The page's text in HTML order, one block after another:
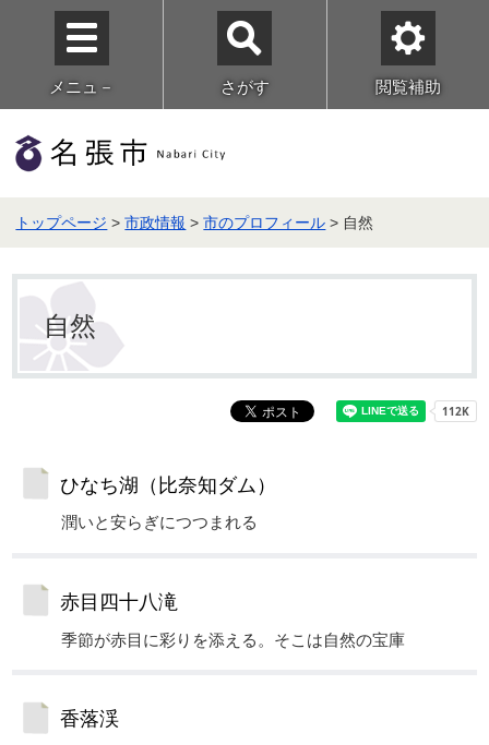
メニュ－ さがす 閲覧補助
トップページ >市政情報 >市のプロフィール > 自然
自然
ひなち湖（比奈知ダム）
潤いと安らぎにつつまれる
赤目四十八滝
季節が赤目に彩りを添える。そこは自然の宝庫
香落渓